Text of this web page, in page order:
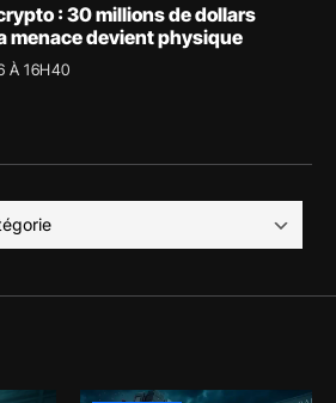
: 30 millions de dollars
menace devient physique
À 16H40